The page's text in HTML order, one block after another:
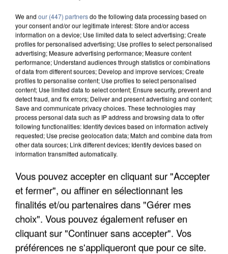
APRÈS TOUTES CES CANICULES, LES REFUGES
DE FAUNE SAUVAGE SONT...
We and our (447) partnersdo the following data processing based on
your consent and/or our legitimate interest: Store and/or access
information on a device; Use limited data to select advertising; Create
profiles for personalised advertising; Use profiles to select personalised
advertising; Measure advertising performance; Measure content
performance; Understand audiences through statistics or combinations
of data from different sources; Develop and improve services; Create
profiles to personalise content; Use profiles to select personalised
content; Use limited data to select content; Ensure security, prevent and
detect fraud, and fix errors; Deliver and present advertising and content;
Save and communicate privacy choices. These technologies may
process personal data such as IP address and browsing data to offer
following functionalities: Identify devices based on information actively
requested; Use precise geolocation data; Match and combine data from
other data sources; Link different devices; Identify devices based on
information transmitted automatically.
Vous pouvez accepter en cliquant sur "Accepter
et fermer", ou affiner en sélectionnant les
finalités et/ou partenaires dans "Gérer mes
choix". Vous pouvez également refuser en
cliquant sur "Continuer sans accepter". Vos
préférences ne s'appliqueront que pour ce site.